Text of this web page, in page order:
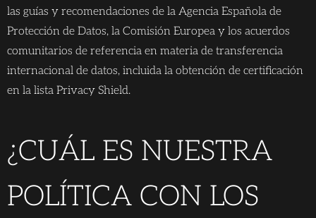
las guías y recomendaciones de la Agencia Española de
Protección de Datos, la Comisión Europea y los acuerdos
comunitarios de referencia en materia de transferencia
internacional de datos, incluida la obtención de certificación
en la lista Privacy Shield.
¿CUÁL ES NUESTRA
POLÍTICA CON LOS